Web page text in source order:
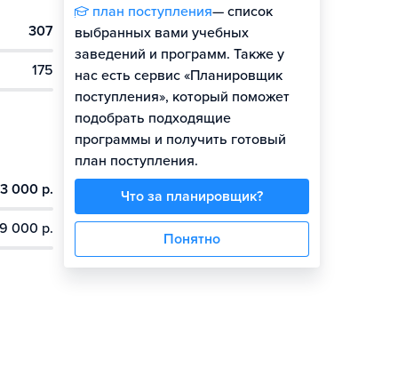
307
175
000 р.
000 р.
план поступления— список
выбранных вами учебных
заведений и программ. Также у
нас есть сервис «Планировщик
поступления», который поможет
подобрать подходящие
программы и получить готовый
план поступления.
Что за планировщик?
Понятно